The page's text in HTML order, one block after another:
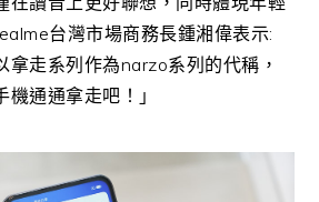
台灣市場商務長鍾湘偉表示:
拿走系列作為narzo系列的代稱，
通通拿走吧！」